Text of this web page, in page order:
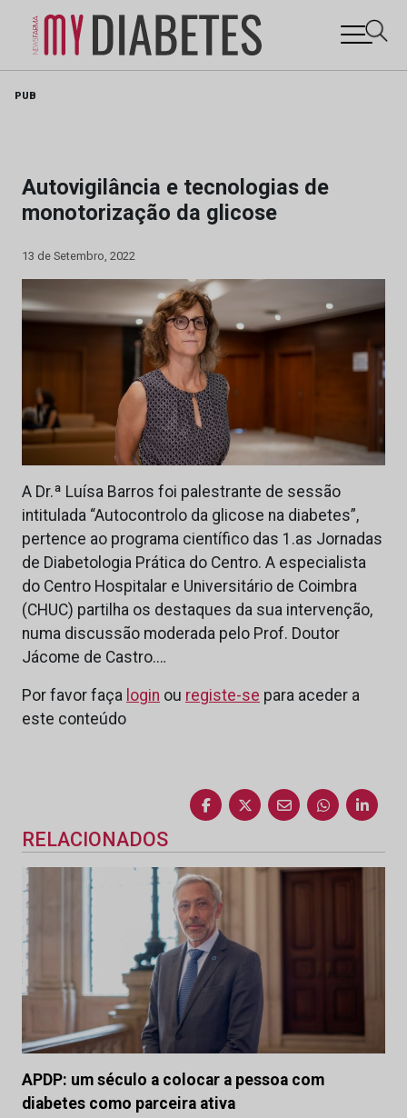
PUB
Autovigilância e tecnologias de
monotorização da glicose
13 de Setembro, 2022
A Dr.ª Luísa Barros foi palestrante de sessão
intitulada “Autocontrolo da glicose na diabetes”,
pertence ao programa científico das 1.as Jornadas
de Diabetologia Prática do Centro. A especialista
do Centro Hospitalar e Universitário de Coimbra
(CHUC) partilha os destaques da sua intervenção,
numa discussão moderada pelo Prof. Doutor
Jácome de Castro.…
Por favor faça login ou registe-se para aceder a
este conteúdo
RELACIONADOS
APDP: um século a colocar a pessoa com
diabetes como parceira ativa